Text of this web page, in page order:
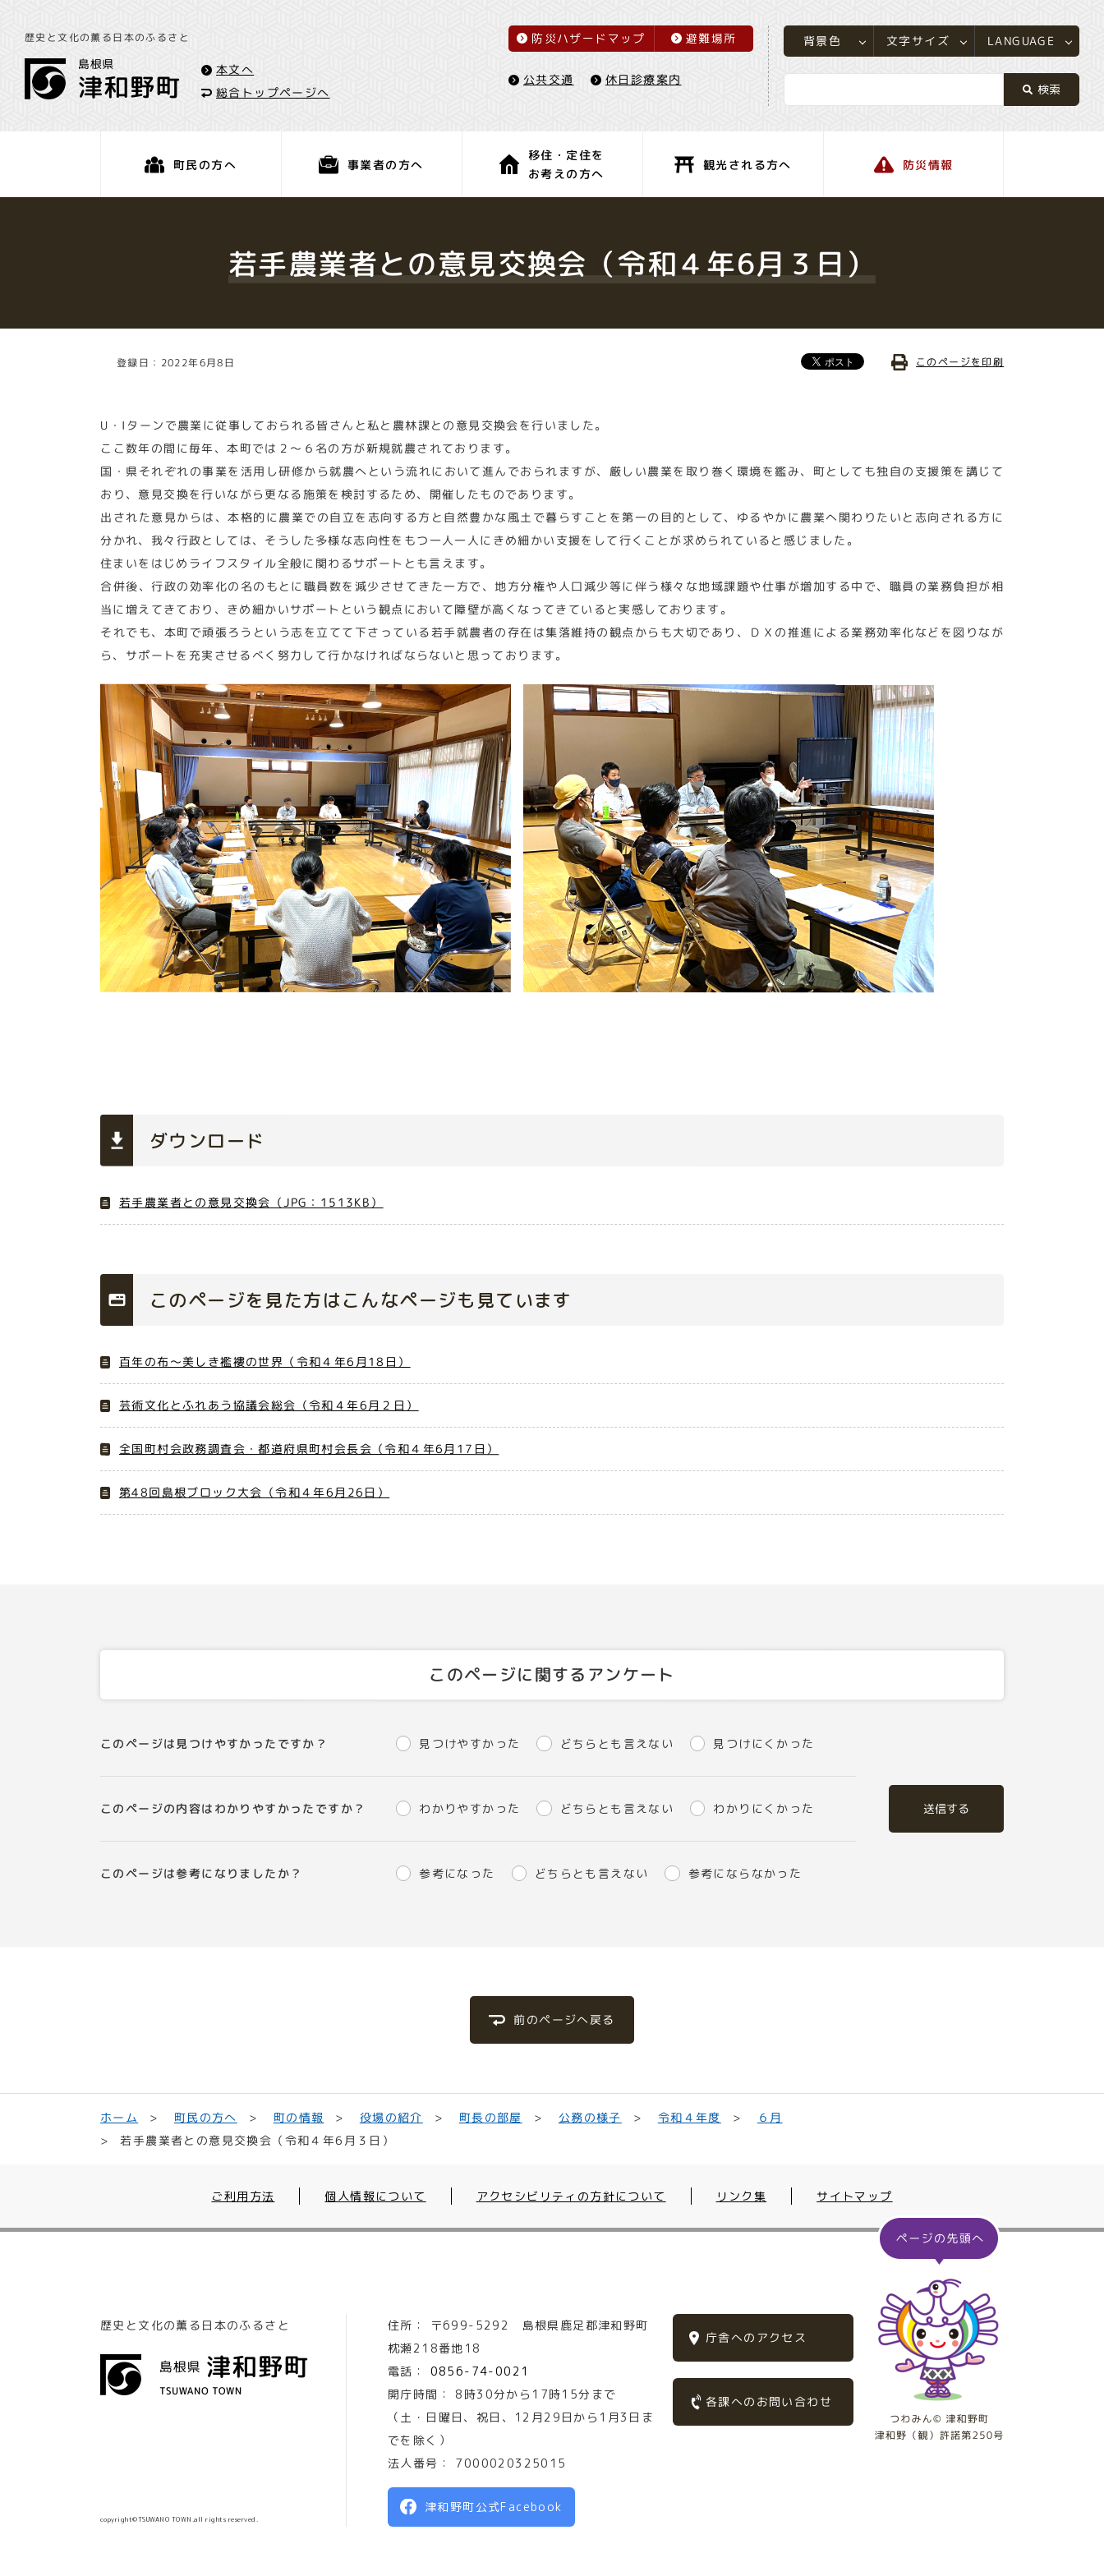
歴史と文化の薫る日本のふるさと
本文へ
総合トップページへ
防災ハザードマップ 避難場所
公共交通 休日診療案内
背景色 文字サイズ LANGUAGE
町民の方へ 事業者の方へ
移住・定住を
お考えの方へ
観光される方へ 防災情報
若手農業者との意見交換会（令和４年6月３日）
登録日：2022年6月8日 このページを印刷
U・Iターンで農業に従事しておられる皆さんと私と農林課との意見交換会を行いました。
ここ数年の間に毎年、本町では２～６名の方が新規就農されております。
国・県それぞれの事業を活用し研修から就農へという流れにおいて進んでおられますが、厳しい農業を取り巻く環境を鑑み、町としても独自の支援策を講じて
おり、意見交換を行いながら更なる施策を検討するため、開催したものであります。
出された意見からは、本格的に農業での自立を志向する方と自然豊かな風土で暮らすことを第一の目的として、ゆるやかに農業へ関わりたいと志向される方に
分かれ、我々行政としては、そうした多様な志向性をもつ一人一人にきめ細かい支援をして行くことが求められていると感じました。
住まいをはじめライフスタイル全般に関わるサポートとも言えます。
合併後、行政の効率化の名のもとに職員数を減少させてきた一方で、地方分権や人口減少等に伴う様々な地域課題や仕事が増加する中で、職員の業務負担が相
当に増えてきており、きめ細かいサポートという観点において障壁が高くなってきていると実感しております。
それでも、本町で頑張ろうという志を立てて下さっている若手就農者の存在は集落維持の観点からも大切であり、ＤＸの推進による業務効率化などを図りなが
ら、サポートを充実させるべく努力して行かなければならないと思っております。
ダウンロード
若手農業者との意見交換会（JPG：1513KB）
このページを見た方はこんなページも見ています
百年の布～美しき襤褸の世界（令和４年6月18日）
芸術文化とふれあう協議会総会（令和４年6月２日）
全国町村会政務調査会・都道府県町村会長会（令和４年6月17日）
第48回島根ブロック大会（令和４年6月26日）
このページに関するアンケート
このページは見つけやすかったですか？ 見つけやすかった どちらとも言えない 見つけにくかった
このページの内容はわかりやすかったですか？ わかりやすかった どちらとも言えない わかりにくかった
このページは参考になりましたか？ 参考になった どちらとも言えない 参考にならなかった
送信する
前のページへ戻る
ホーム 町民の方へ 町の情報 役場の紹介 町長の部屋 公務の様子 令和４年度 ６月
若手農業者との意見交換会（令和４年6月３日）
ご利用方法 個人情報について アクセシビリティの方針について リンク集 サイトマップ
歴史と文化の薫る日本のふるさと
copyright©TSUWANO TOWN.all rights reserved.
住所： 〒699-5292 島根県鹿足郡津和野町
枕瀬218番地18
電話：
0856-74-0021
開庁時間：
8時30分から17時15分まで
（土・日曜日、祝日、12月29日から1月3日ま
でを除く）
法人番号：
7000020325015
津和野町公式Facebook
庁舎へのアクセス
各課へのお問い合わせ